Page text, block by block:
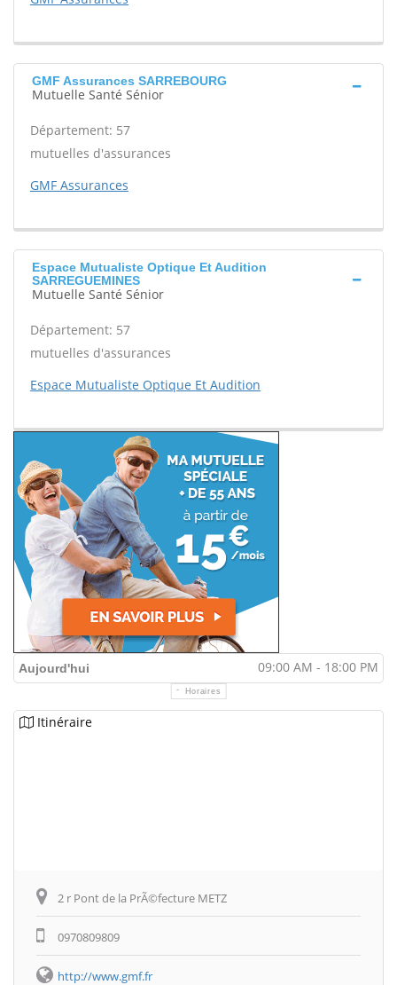
GMF Assurances SARREBOURG
Mutuelle Santé Sénior
Département: 57
mutuelles d'assurances
GMF Assurances
Espace Mutualiste Optique Et Audition
SARREGUEMINES
Mutuelle Santé Sénior
Département: 57
mutuelles d'assurances
Espace Mutualiste Optique Et Audition
Aujourd'hui 09:00 AM - 18:00 PM
Horaires
Itinéraire
2 r Pont de la PrÃ©fecture METZ
0970809809
http://www.gmf.fr